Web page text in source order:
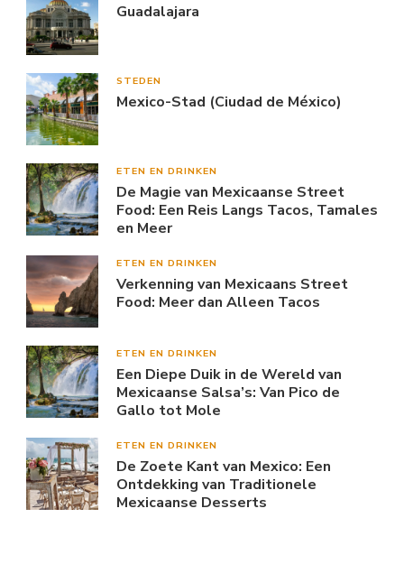
Guadalajara
STEDEN
Mexico-Stad (Ciudad de México)
ETEN EN DRINKEN
De Magie van Mexicaanse Street
Food: Een Reis Langs Tacos, Tamales
en Meer
ETEN EN DRINKEN
Verkenning van Mexicaans Street
Food: Meer dan Alleen Tacos
ETEN EN DRINKEN
Een Diepe Duik in de Wereld van
Mexicaanse Salsa’s: Van Pico de
Gallo tot Mole
ETEN EN DRINKEN
De Zoete Kant van Mexico: Een
Ontdekking van Traditionele
Mexicaanse Desserts